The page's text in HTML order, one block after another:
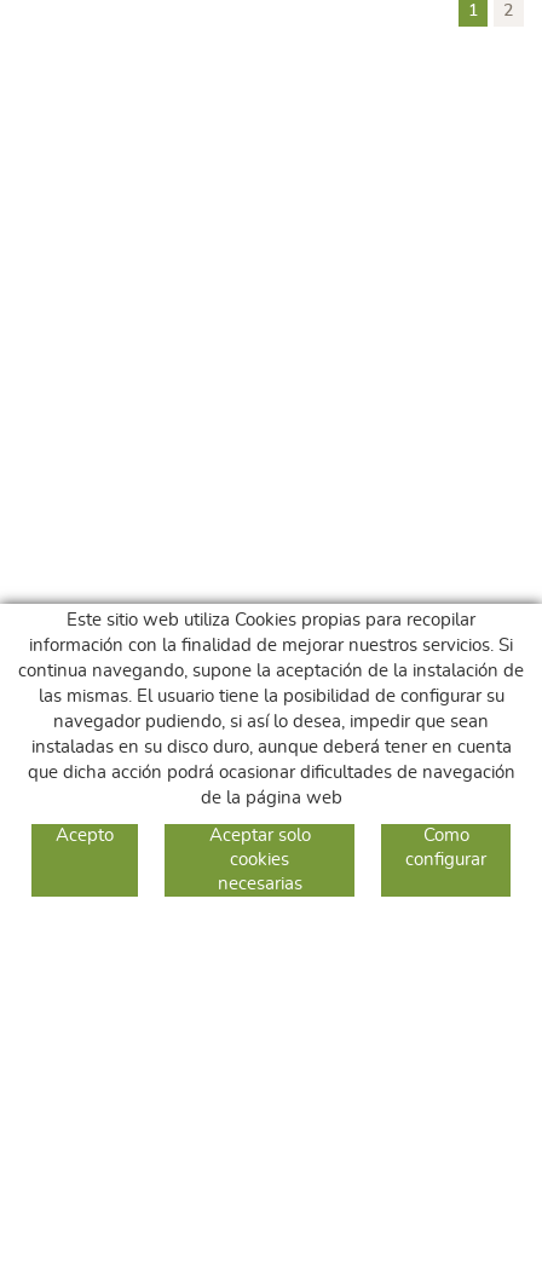
1 2
CAMBIOS Y DEVOLUCIONES
Este sitio web utiliza Cookies propias para recopilar
información con la finalidad de mejorar nuestros servicios. Si
continua navegando, supone la aceptación de la instalación de
las mismas. El usuario tiene la posibilidad de configurar su
navegador pudiendo, si así lo desea, impedir que sean
instaladas en su disco duro, aunque deberá tener en cuenta
que dicha acción podrá ocasionar dificultades de navegación
de la página web
Acepto
Aceptar solo
cookies
necesarias
Como
configurar